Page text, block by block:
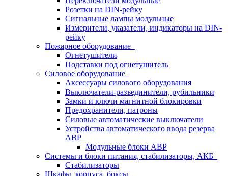
Розетки на DIN-рейку
Сигнальные лампы модульные
Измерители, указатели, индикаторы на DIN-
рейку
Пожарное оборудование
Огнетушители
Подставки под огнетушитель
Силовое оборудование
Аксессуары силового оборудования
Выключатели-разъединители, рубильники
Замки и ключи магнитной блокировки
Предохранители, патроны
Силовые автоматические выключатели
Устройства автоматического ввода резерва
АВР
Модульные блоки АВР
Системы и блоки питания, стабилизаторы, АКБ
Стабилизаторы
Шкафы, корпуса, боксы